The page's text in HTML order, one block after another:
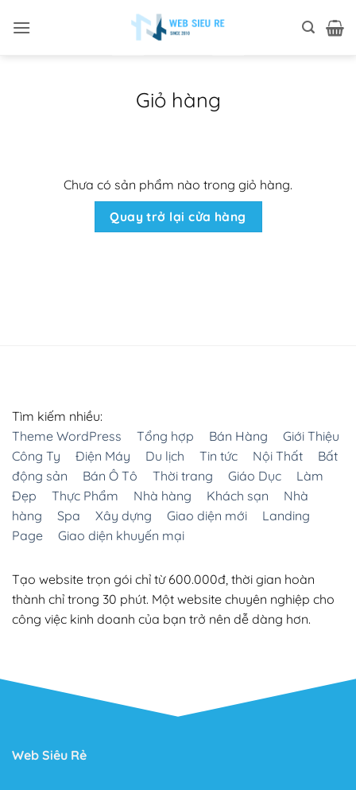
qua
Giỏ hàng
Chưa có sản phẩm nào trong giỏ hàng.
Quay trở lại cửa hàng
Tìm kiếm nhiều:
Theme WordPress
Tổng hợp Bán Hàng
Giới Thiệu
Công Ty
Điện Máy Du lịch Tin tức Nội Thất
Bất
động sản
Bán Ô Tô Thời trang Giáo Dục
Làm
Đẹp
Thực Phẩm Nhà hàng Khách sạn
Nhà
hàng
Spa Xây dựng Giao diện mới
Landing
Page
Giao diện khuyến mại
Tạo website trọn gói chỉ từ 600.000đ, thời gian hoàn
thành chỉ trong 30 phút. Một website chuyên nghiệp cho
công việc kinh doanh của bạn trở nên dễ dàng hơn.
Web Siêu Rẻ